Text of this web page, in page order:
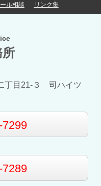
ル相談 リンク集
所
丁目21-３ 司ハイツ